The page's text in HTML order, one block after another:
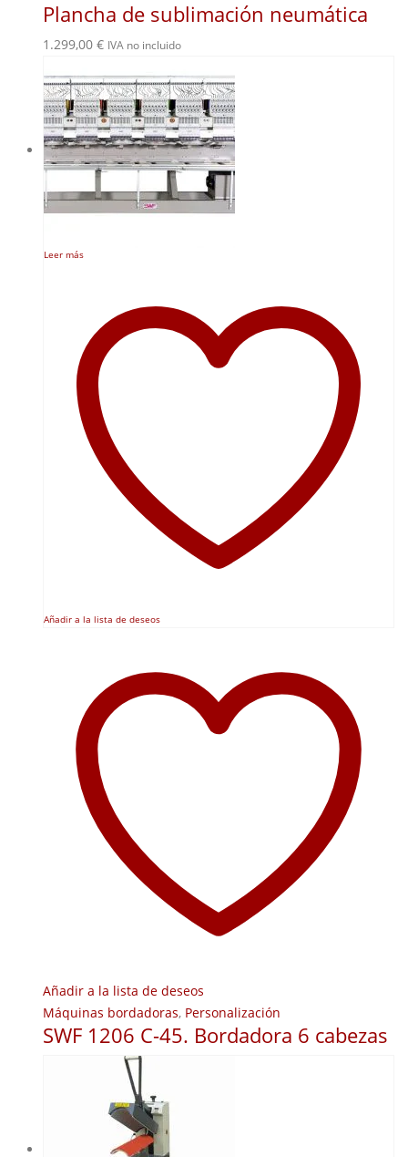
Plancha de sublimación neumática
1.299,00 € IVA no incluido
Leer más
Añadir a la lista de deseos
Añadir a la lista de deseos
Máquinas bordadoras, Personalización
SWF 1206 C-45. Bordadora 6 cabezas